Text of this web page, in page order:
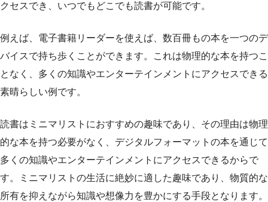
クセスでき、いつでもどこでも読書が可能です。
例えば、電子書籍リーダーを使えば、数百冊もの本を一つのデ
バイスで持ち歩くことができます。これは物理的な本を持つこ
となく、多くの知識やエンターテインメントにアクセスできる
素晴らしい例です。
読書はミニマリストにおすすめの趣味であり、その理由は物理
的な本を持つ必要がなく、デジタルフォーマットの本を通じて
多くの知識やエンターテインメントにアクセスできるからで
す。ミニマリストの生活に絶妙に適した趣味であり、物質的な
所有を抑えながら知識や想像力を豊かにする手段となります。